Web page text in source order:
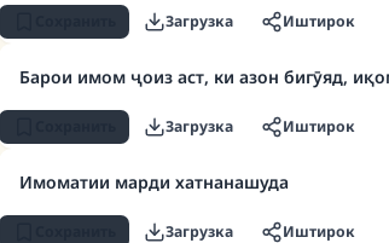
Загрузка Иштирок
Барои имом ҷоиз аст, ки азон бигӯяд,
Загрузка Иштирок
Имоматии марди хатнанашуда
Загрузка Иштирок